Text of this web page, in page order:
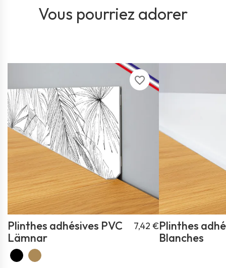
Vous pourriez adorer
favorite_border
Plinthes adhésives PVC
Lämnar
7,42 €Plinthes
Blanches